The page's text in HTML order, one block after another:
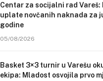
Centar za socijalni rad Vareš:
uplate novčanih naknada za
godine
05/08/2026
Basket 3×3 turnir u Varešu
ekipa: Mladost osvojila prvo